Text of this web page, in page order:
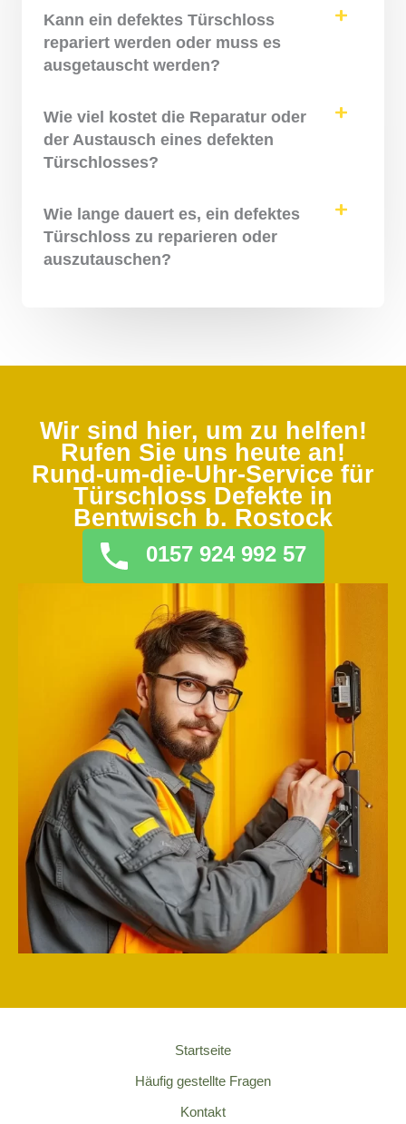
Kann ein defektes Türschloss
repariert werden oder muss es
ausgetauscht werden?
Wie viel kostet die Reparatur oder
der Austausch eines defekten
Türschlosses?
Wie lange dauert es, ein defektes
Türschloss zu reparieren oder
auszutauschen?
Wir sind hier, um zu helfen!
Rufen Sie uns heute an!
Rund-um-die-Uhr-Service für
Türschloss Defekte in
Bentwisch b. Rostock
0157 924 992 57
Startseite
Häufig gestellte Fragen
Kontakt